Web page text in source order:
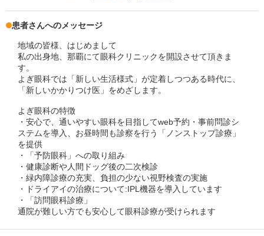
患者さんへのメッセージ
地域の皆様、はじめまして
私の出身地、那覇にて眼科クリニックを開設させて頂きま
す。
よぎ眼科では「新しい生活様式」が定着しつつある時代に、
「新しいかかりつけ医」をめざします。
よぎ眼科の特徴
・安心で、通いやすい眼科を目指してweb予約・事前問診シ
ステムを導入、お昼時間も診察を行う「ノンストップ診療」
を提供
・「予防眼科」への取り組み
・健康診断や人間ドッグ後の二次検診
・緑内障診療の充実、負担の少ない視野検査の実施
・ドライアイの治療について:IPL機器を導入しています
・「訪問眼科診療」
通院が難しい方でも安心して眼科診療が受けられます